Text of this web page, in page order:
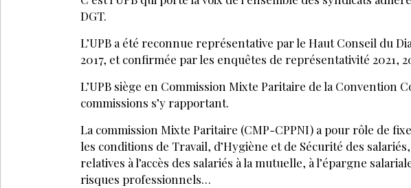
LE MÉDIA DE RÉFÉRENCE